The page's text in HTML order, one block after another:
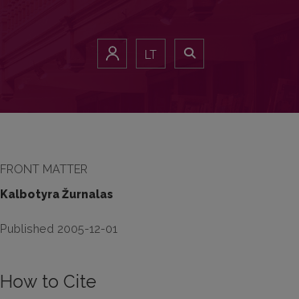
LT
FRONT MATTER
Kalbotyra Žurnalas
Published 2005-12-01
How to Cite